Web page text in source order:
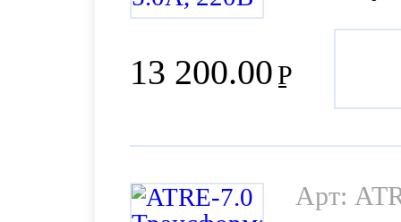
13 200.00Р
Арт: